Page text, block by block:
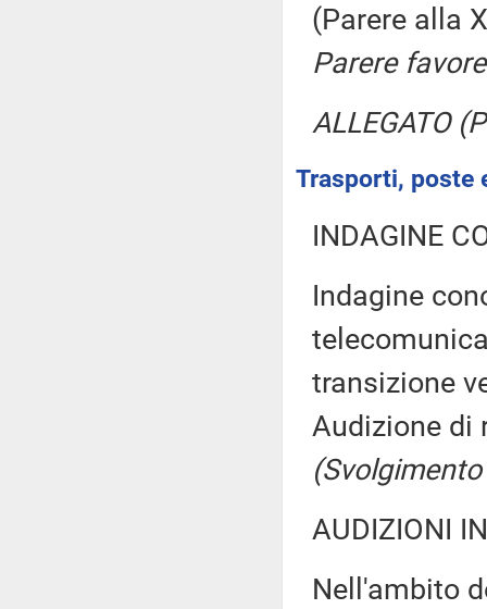
(Parere alla
Parere
ALLEGATO
Trasporti, poste
INDAGINE
Indagine
transizione
Audizione di
AUDIZIONI
Nell'ambito